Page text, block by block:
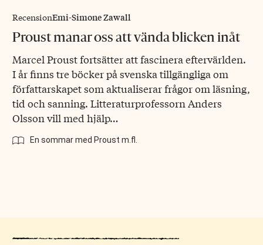
RecensionEmi-Simone Zawall
Proust manar oss att vända blicken inåt
Marcel Proust fortsätter att fascinera eftervärlden.
I år finns tre böcker på svenska tillgängliga om
författarskapet som aktualiserar frågor om läsning,
tid och sanning. Litteraturprofessorn Anders
Olsson vill med hjälp…
En sommar med Proust m.fl.